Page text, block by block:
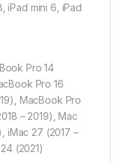
iPad mini 6, iPad
Pro 14
Pro 16
MacBook Pro
– 2019), Mac
iMac 27 (2017 –
(2021)